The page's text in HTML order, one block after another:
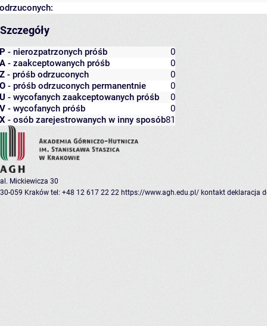
odrzuconych:
Szczegóły
P - nierozpatrzonych próśb
0
A - zaakceptowanych próśb
0
Z - próśb odrzuconych
0
O - próśb odrzuconych permanentnie
0
U - wycofanych zaakceptowanych próśb
0
V - wycofanych próśb
0
X - osób zarejestrowanych w inny sposób81
al. Mickiewicza 30
30-059 Kraków tel: +48 12 617 22 22 https://www.agh.edu.pl/ kontakt deklaracja